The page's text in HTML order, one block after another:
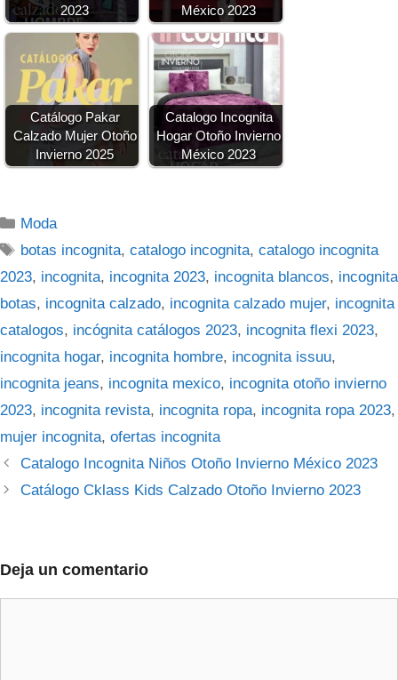
2023
México 2023
Catálogo Pakar
Calzado Mujer Otoño
Invierno 2025
Catalogo Incognita
Hogar Otoño Invierno
México 2023
Categorías
Moda
Etiquetas
botas incognita,catalogo incognita,catalogo incognita
2023, incognita, incognita 2023, incognita blancos, incognita
botas, incognita calzado, incognita calzado mujer, incognita
catalogos, incógnita catálogos 2023, incognita flexi 2023,
incognita hogar, incognita hombre, incognita issuu,
incognita jeans, incognita mexico, incognita otoño invierno
2023, incognita revista, incognita ropa, incognita ropa 2023,
mujer incognita, ofertas incognita
Catalogo Incognita Niños Otoño Invierno México 2023
Catálogo Cklass Kids Calzado Otoño Invierno 2023
Deja un comentario